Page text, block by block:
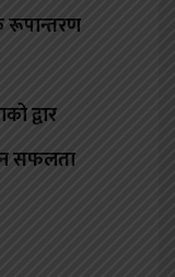
रूपान्तरण
द्वार
सफलता